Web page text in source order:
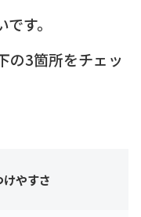
す。
の3箇所をチェッ
やすさ